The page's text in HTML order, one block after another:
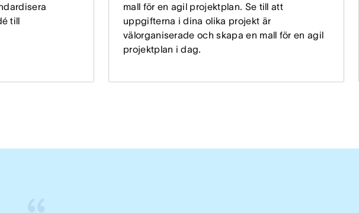
till
mall för en agil projektplan. Se till att
uppgifterna i dina olika projekt är
välorganiserade och skapa en mall för en agil
projektplan i dag.